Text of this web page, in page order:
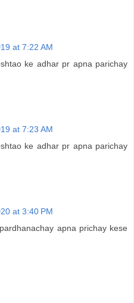
at 7:22 AM
ke adhar pr apna parichay
at 7:23 AM
ke adhar pr apna parichay
at 3:40 PM
apna prichay kese